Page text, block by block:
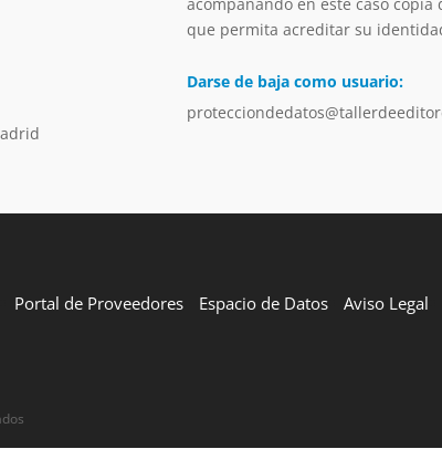
que permita acreditar su
Darse de baja como usuario:
Portal de Proveedores Espacio de Datos Aviso Legal